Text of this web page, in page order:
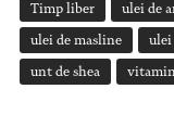
Timp liber ulei de
ulei de masline ulei
unt de shea